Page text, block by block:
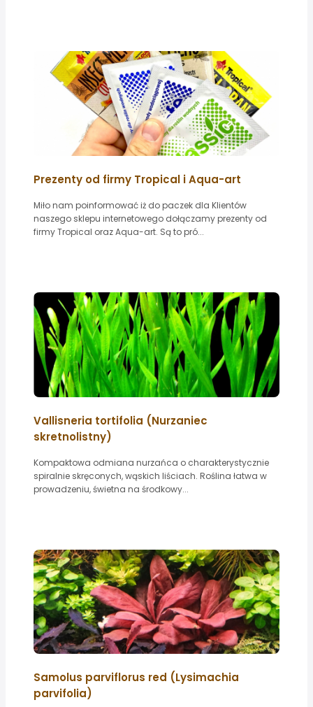
Prezenty od firmy Tropical i Aqua-art
Miło nam poinformować iż do paczek dla Klientów
naszego sklepu internetowego dołączamy prezenty od
firmy Tropical oraz Aqua-art. Są to pró...
Vallisneria tortifolia (Nurzaniec
skretnolistny)
Kompaktowa odmiana nurzańca o charakterystycznie
spiralnie skręconych, wąskich liściach. Roślina łatwa w
prowadzeniu, świetna na środkowy...
Samolus parviflorus red (Lysimachia
parvifolia)